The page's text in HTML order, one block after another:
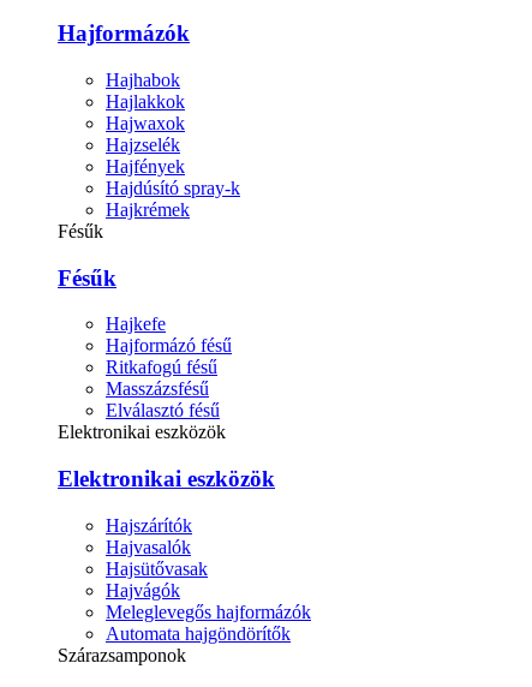
Hajformázók
Hajhabok
Hajlakkok
Hajwaxok
Hajzselék
Hajfények
Hajdúsító spray-k
Hajkrémek
Fésűk
Fésűk
Hajkefe
Hajformázó fésű
Ritkafogú fésű
Masszázsfésű
Elválasztó fésű
Elektronikai eszközök
Elektronikai eszközök
Hajszárítók
Hajvasalók
Hajsütővasak
Hajvágók
Meleglevegős hajformázók
Automata hajgöndörítők
Szárazsamponok